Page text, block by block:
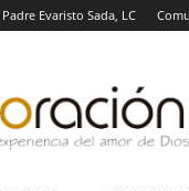
Padre Evaristo Sada, LC
Oración